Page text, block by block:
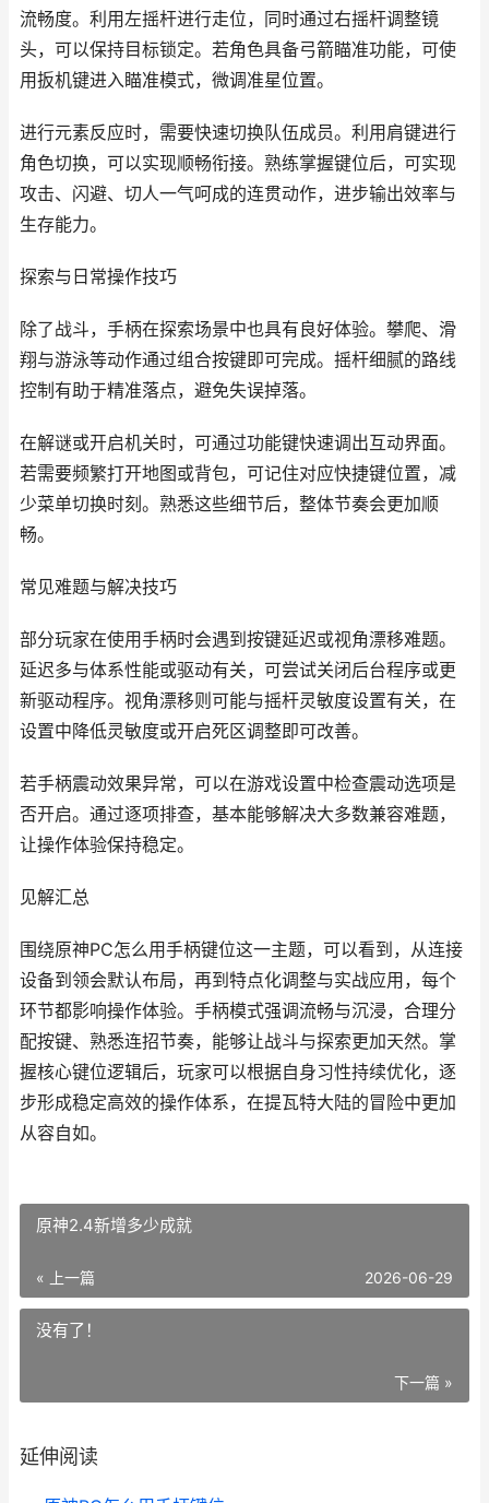
流畅度。利用左摇杆进行走位，同时通过右摇杆调整镜
头，可以保持目标锁定。若角色具备弓箭瞄准功能，可使
用扳机键进入瞄准模式，微调准星位置。
进行元素反应时，需要快速切换队伍成员。利用肩键进行
角色切换，可以实现顺畅衔接。熟练掌握键位后，可实现
攻击、闪避、切人一气呵成的连贯动作，进步输出效率与
生存能力。
探索与日常操作技巧
除了战斗，手柄在探索场景中也具有良好体验。攀爬、滑
翔与游泳等动作通过组合按键即可完成。摇杆细腻的路线
控制有助于精准落点，避免失误掉落。
在解谜或开启机关时，可通过功能键快速调出互动界面。
若需要频繁打开地图或背包，可记住对应快捷键位置，减
少菜单切换时刻。熟悉这些细节后，整体节奏会更加顺
畅。
常见难题与解决技巧
部分玩家在使用手柄时会遇到按键延迟或视角漂移难题。
延迟多与体系性能或驱动有关，可尝试关闭后台程序或更
新驱动程序。视角漂移则可能与摇杆灵敏度设置有关，在
设置中降低灵敏度或开启死区调整即可改善。
若手柄震动效果异常，可以在游戏设置中检查震动选项是
否开启。通过逐项排查，基本能够解决大多数兼容难题，
让操作体验保持稳定。
见解汇总
围绕原神PC怎么用手柄键位这一主题，可以看到，从连接
设备到领会默认布局，再到特点化调整与实战应用，每个
环节都影响操作体验。手柄模式强调流畅与沉浸，合理分
配按键、熟悉连招节奏，能够让战斗与探索更加天然。掌
握核心键位逻辑后，玩家可以根据自身习性持续优化，逐
步形成稳定高效的操作体系，在提瓦特大陆的冒险中更加
从容自如。
原神2.4新增多少成就
« 上一篇 2026-06-29
没有了！
下一篇 »
延伸阅读